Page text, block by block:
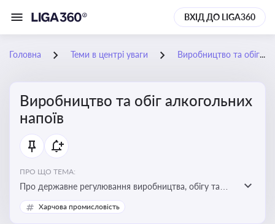
ВХІД ДО LIGA360
Головна Теми в центрі уваги Виробництво та обіг алкогольних напоїв
Виробництво та обіг алкогольних
напоїв
ПРО ЩО ТЕМА:
Про державне регулювання виробництва, обігу та
оподаткування алкогольної продукції, про
ліцензування та правові ризики
Харчова промисловість